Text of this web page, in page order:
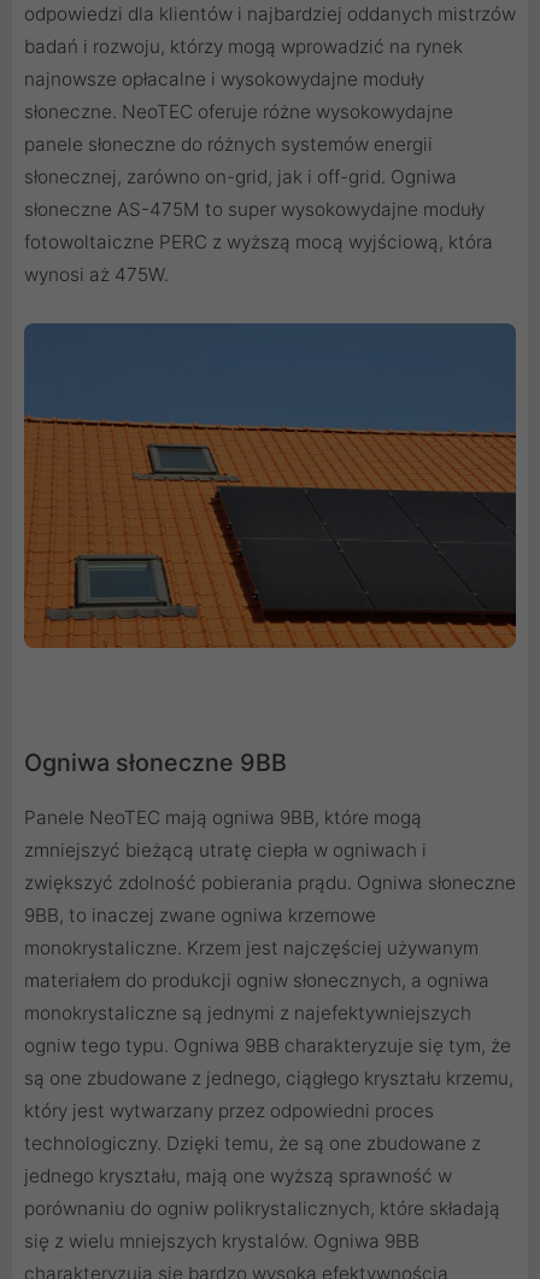
odpowiedzi dla klientów i najbardziej oddanych mistrzów
badań i rozwoju, którzy mogą wprowadzić na rynek
najnowsze opłacalne i wysokowydajne moduły
słoneczne. NeoTEC oferuje różne wysokowydajne
panele słoneczne do różnych systemów energii
słonecznej, zarówno on-grid, jak i off-grid. Ogniwa
słoneczne AS-475M to super wysokowydajne moduły
fotowoltaiczne PERC z wyższą mocą wyjściową, która
wynosi aż 475W.
Ogniwa słoneczne 9BB
Panele NeoTEC mają ogniwa 9BB, które mogą
zmniejszyć bieżącą utratę ciepła w ogniwach i
zwiększyć zdolność pobierania prądu. Ogniwa słoneczne
9BB, to inaczej zwane ogniwa krzemowe
monokrystaliczne. Krzem jest najczęściej używanym
materiałem do produkcji ogniw słonecznych, a ogniwa
monokrystaliczne są jednymi z najefektywniejszych
ogniw tego typu. Ogniwa 9BB charakteryzuje się tym, że
są one zbudowane z jednego, ciągłego kryształu krzemu,
który jest wytwarzany przez odpowiedni proces
technologiczny. Dzięki temu, że są one zbudowane z
jednego kryształu, mają one wyższą sprawność w
porównaniu do ogniw polikrystalicznych, które składają
się z wielu mniejszych krystalów. Ogniwa 9BB
charakteryzują się bardzo wysoką efektywnością